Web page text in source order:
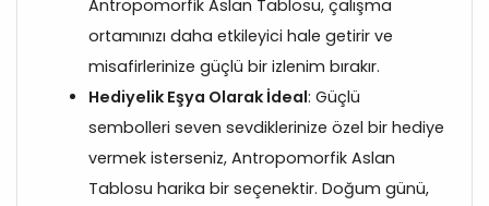
Antropomorfik Aslan Tablosu, çalışma
ortamınızı daha etkileyici hale getirir ve
misafirlerinize güçlü bir izlenim bırakır.
Hediyelik Eşya Olarak İdeal: Güçlü
sembolleri seven sevdiklerinize özel bir hediye
vermek isterseniz, Antropomorfik Aslan
Tablosu harika bir seçenektir. Doğum günü,